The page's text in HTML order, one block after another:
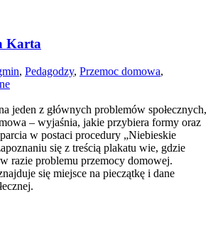
Karta
, Pedagodzy, Przemoc domowa,
jeden z głównych problemów społecznych,
– wyjaśnia, jakie przybiera formy oraz
w postaci procedury „Niebieskie
się z treścią plakatu wie, gdzie
razie problemu przemocy domowej.
się miejsce na pieczątkę i dane